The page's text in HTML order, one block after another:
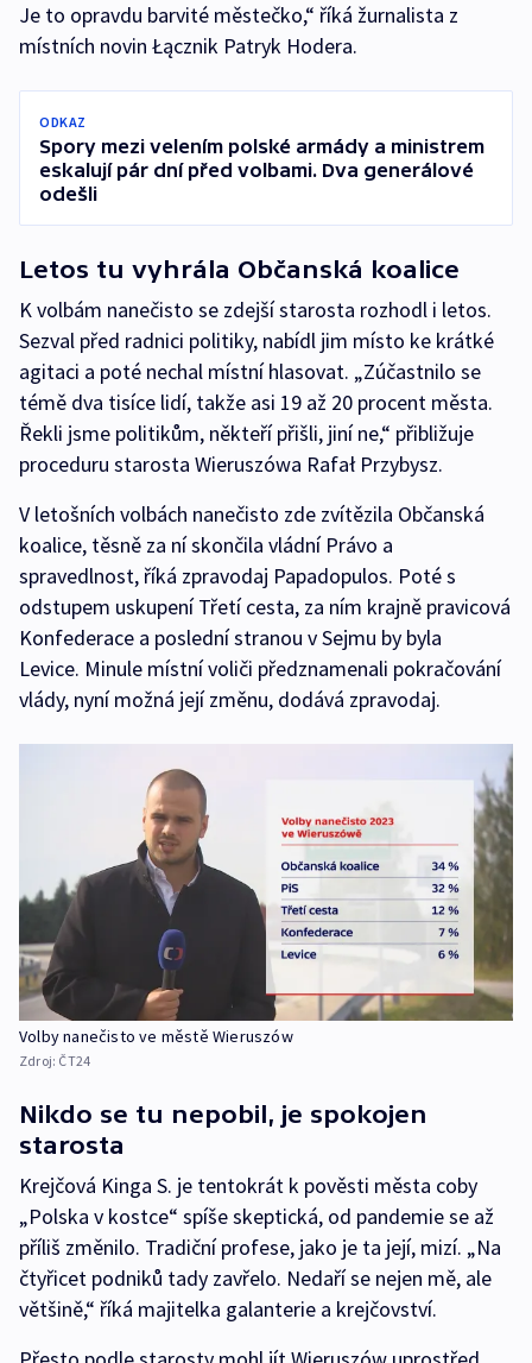
Je to opravdu barvité městečko,“ říká žurnalista z
místních novin Łącznik Patryk Hodera.
ODKAZ
Spory mezi velením polské armády a ministrem
eskalují pár dní před volbami. Dva generálové
odešli
Letos tu vyhrála Občanská koalice
K volbám nanečisto se zdejší starosta rozhodl i letos.
Sezval před radnici politiky, nabídl jim místo ke krátké
agitaci a poté nechal místní hlasovat. „Zúčastnilo se
témě dva tisíce lidí, takže asi 19 až 20 procent města.
Řekli jsme politikům, někteří přišli, jiní ne,“ přibližuje
proceduru starosta Wieruszówa Rafał Przybysz.
V letošních volbách nanečisto zde zvítězila Občanská
koalice, těsně za ní skončila vládní Právo a
spravedlnost, říká zpravodaj Papadopulos. Poté s
odstupem uskupení Třetí cesta, za ním krajně pravicová
Konfederace a poslední stranou v Sejmu by byla
Levice. Minule místní voliči předznamenali pokračování
vlády, nyní možná její změnu, dodává zpravodaj.
Volby nanečisto ve městě Wieruszów
Zdroj: ČT24
Nikdo se tu nepobil, je spokojen
starosta
Krejčová Kinga S. je tentokrát k pověsti města coby
„Polska v kostce“ spíše skeptická, od pandemie se až
příliš změnilo. Tradiční profese, jako je ta její, mizí. „Na
čtyřicet podniků tady zavřelo. Nedaří se nejen mě, ale
většině,“ říká majitelka galanterie a krejčovství.